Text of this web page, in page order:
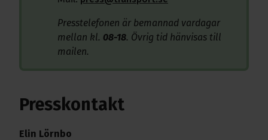
Presstelefonen är bemannad vardagar
mellan kl. 08-18. Övrig tid hänvisas till
mailen.
Presskontakt
Elin Lörnbo